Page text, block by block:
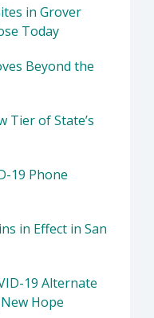
in Grover
Today
Beyond the
Tier of State’s
19 Phone
in Effect in San
19 Alternate
Hope